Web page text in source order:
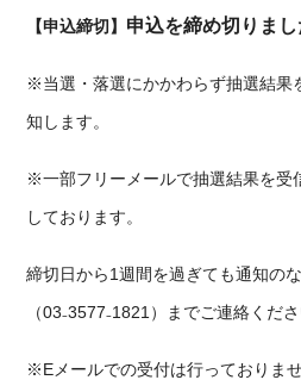
【申込締切】 申込を締め切りまし
※当選・落選にかかわらず抽選結果
知します。
※一部フリーメールで抽選結果を受
しております。
締切日から1週間を過ぎても通知の
（03₋3577₋1821 ）までご連絡くださ
※E メールでの受付は行っておりませ